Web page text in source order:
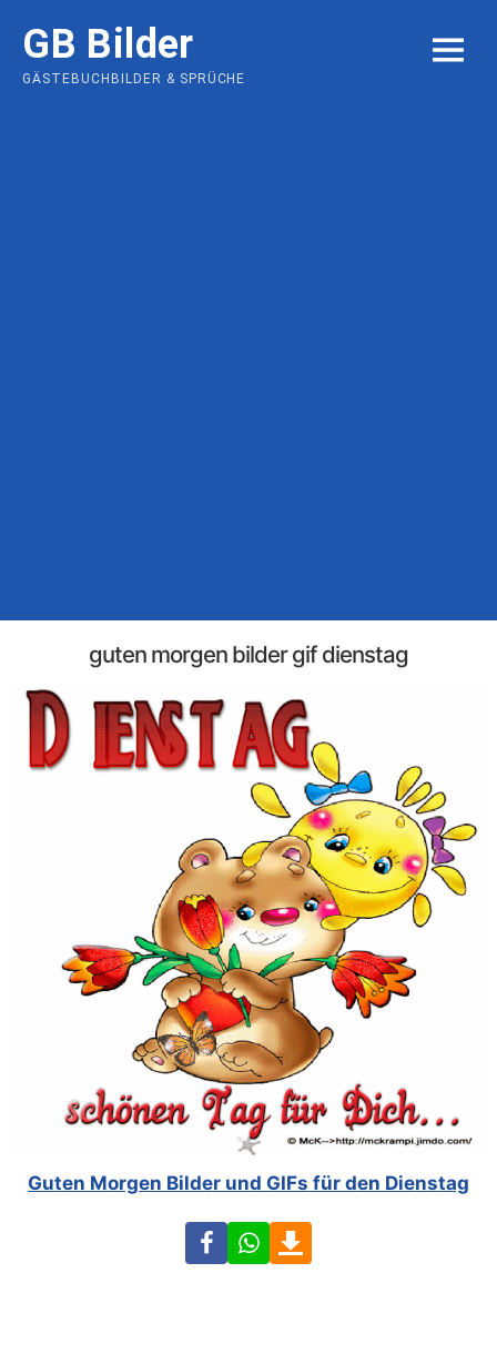
content
GB Bilder
GÄSTEBUCHBILDER & SPRÜCHE
MENU
guten morgen bilder gif dienstag
Guten Morgen Bilder und GIFs für den Dienstag
FacebookWhatsApp